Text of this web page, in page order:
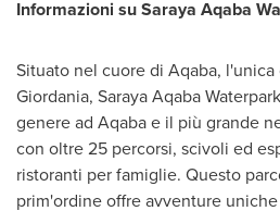
Informazioni su Saraya Aqaba
Situato nel cuore di Aqaba,
Giordania, Saraya Aqaba
genere ad Aqaba e il più grande
con oltre 25 percorsi, scivoli ed
ristoranti per famiglie. Questo
prim'ordine offre avventure